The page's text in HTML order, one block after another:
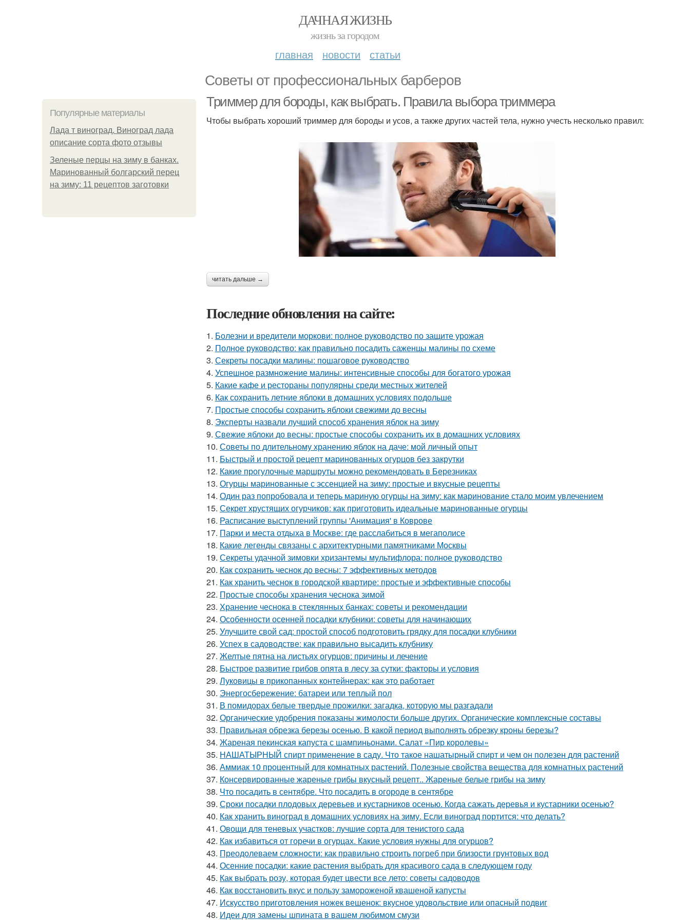
ДАЧНАЯ ЖИЗНЬ
жизнь за городом
главная новости статьи
Советы от профессиональных барберов
Популярные материалы
Лада т виноград. Виноград лада
описание сорта фото отзывы
Зеленые перцы на зиму в банках.
Маринованный болгарский перец
на зиму: 11 рецептов заготовки
Триммер для бороды, как выбрать. Правила выбора триммера
Чтобы выбрать хороший триммер для бороды и усов, а также других частей тела, нужно учесть несколько правил:
читать дальше →
Последние обновления на сайте:
1. Болезни и вредители моркови: полное руководство по защите урожая
2. Полное руководство: как правильно посадить саженцы малины по схеме
3. Секреты посадки малины: пошаговое руководство
4. Успешное размножение малины: интенсивные способы для богатого урожая
5. Какие кафе и рестораны популярны среди местных жителей
6. Как сохранить летние яблоки в домашних условиях подольше
7. Простые способы сохранить яблоки свежими до весны
8. Эксперты назвали лучший способ хранения яблок на зиму
9. Свежие яблоки до весны: простые способы сохранить их в домашних условиях
10. Советы по длительному хранению яблок на даче: мой личный опыт
11. Быстрый и простой рецепт маринованных огурцов без закрутки
12. Какие прогулочные маршруты можно рекомендовать в Березниках
13. Огурцы маринованные с эссенцией на зиму: простые и вкусные рецепты
14. Один раз попробовала и теперь мариную огурцы на зиму: как маринование стало моим увлечением
15. Секрет хрустящих огурчиков: как приготовить идеальные маринованные огурцы
16. Расписание выступлений группы 'Анимация' в Коврове
17. Парки и места отдыха в Москве: где расслабиться в мегаполисе
18. Какие легенды связаны с архитектурными памятниками Москвы
19. Секреты удачной зимовки хризантемы мультифлора: полное руководство
20. Как сохранить чеснок до весны: 7 эффективных методов
21. Как хранить чеснок в городской квартире: простые и эффективные способы
22. Простые способы хранения чеснока зимой
23. Хранение чеснока в стеклянных банках: советы и рекомендации
24. Особенности осенней посадки клубники: советы для начинающих
25. Улучшите свой сад: простой способ подготовить грядку для посадки клубники
26. Успех в садоводстве: как правильно высадить клубнику
27. Желтые пятна на листьях огурцов: причины и лечение
28. Быстрое развитие грибов опята в лесу за сутки: факторы и условия
29. Луковицы в прикопанных контейнерах: как это работает
30. Энергосбережение: батареи или теплый пол
31. В помидорах белые твердые прожилки: загадка, которую мы разгадали
32. Органические удобрения показаны жимолости больше других. Органические комплексные составы
33. Правильная обрезка березы осенью. В какой период выполнять обрезку кроны березы?
34. Жареная пекинская капуста с шампиньонами. Салат «Пир королевы»
35. НАШАТЫРНЫЙ спирт применение в саду. Что такое нашатырный спирт и чем он полезен для растений
36. Аммиак 10 процентный для комнатных растений. Полезные свойства вещества для комнатных растений
37. Консервированные жареные грибы вкусный рецепт.. Жареные белые грибы на зиму
38. Что посадить в сентябре. Что посадить в огороде в сентябре
39. Сроки посадки плодовых деревьев и кустарников осенью. Когда сажать деревья и кустарники осенью?
40. Как хранить виноград в домашних условиях на зиму. Если виноград портится: что делать?
41. Овощи для теневых участков: лучшие сорта для тенистого сада
42. Как избавиться от горечи в огурцах. Какие условия нужны для огурцов?
43. Преодолеваем сложности: как правильно строить погреб при близости грунтовых вод
44. Осенние посадки: какие растения выбрать для красивого сада в следующем году
45. Как выбрать розу, которая будет цвести все лето: советы садоводов
46. Как восстановить вкус и пользу замороженой квашеной капусты
47. Искусство приготовления ножек вешенок: вкусное удовольствие или опасный подвиг
48. Идеи для замены шпината в вашем любимом смузи